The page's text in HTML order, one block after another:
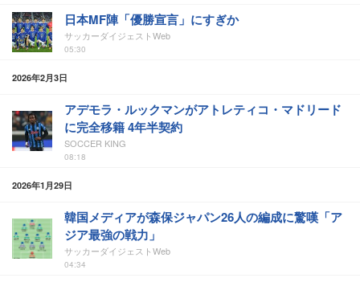
日本MF陣「優勝宣言」にすぎか
サッカーダイジェストWeb
05:30
2026年2月3日
アデモラ・ルックマンがアトレティコ・マドリード
に完全移籍 4年半契約
SOCCER KING
08:18
2026年1月29日
韓国メディアが森保ジャパン26人の編成に驚嘆「ア
ジア最強の戦力」
サッカーダイジェストWeb
04:34